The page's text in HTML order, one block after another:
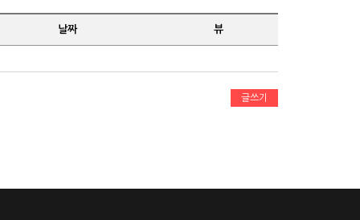
날짜 뷰
글쓰기